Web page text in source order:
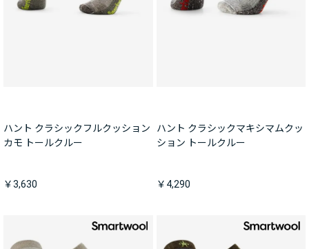
ハント クラシックフルクッション
カモ トールクルー
￥3,630
ハント クラシックマキシマムクッ
ション トールクルー
￥4,290